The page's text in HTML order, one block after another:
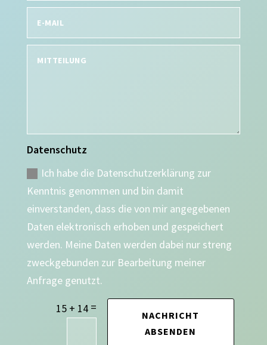
Datenschutz
Ich habe die Datenschutzerklärung zur
Kenntnis genommen und bin damit
einverstanden, dass die von mir angegebenen
Daten elektronisch erhoben und gespeichert
werden. Meine Daten werden dabei nur streng
zweckgebunden zur Bearbeitung meiner
Anfrage genutzt.
15 + 14=
NACHRICHT
ABSENDEN